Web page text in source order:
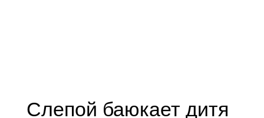
Слепой баюкает дитя